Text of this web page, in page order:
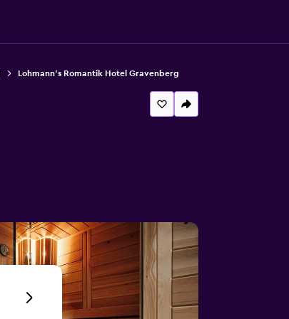
Lohmann's Romantik Hotel Gravenberg